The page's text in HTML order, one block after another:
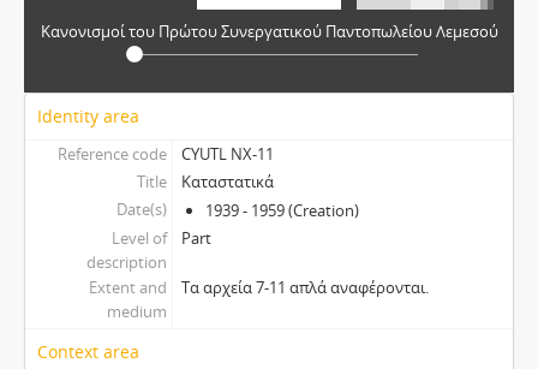
Κανονισμοί του Πρώτου Συνεργατικού Παντοπωλείου Λεμεσού
Identity area
Reference code
CYUTL NX-11
Title
Καταστατικά
Date(s)
1939 - 1959 (Creation)
Level of
description
Part
Extent and
medium
Τα αρχεία 7-11 απλά αναφέρονται.
Context area